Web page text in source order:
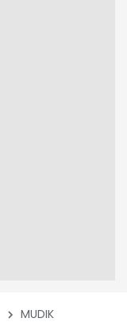
MUDIK